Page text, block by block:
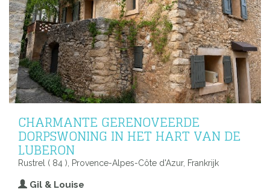
CHARMANTE GERENOVEERDE
DORPSWONING IN HET HART VAN DE
LUBERON
Rustrel ( 84 ), Provence-Alpes-Côte d'Azur, Frankrijk
Gil & Louise